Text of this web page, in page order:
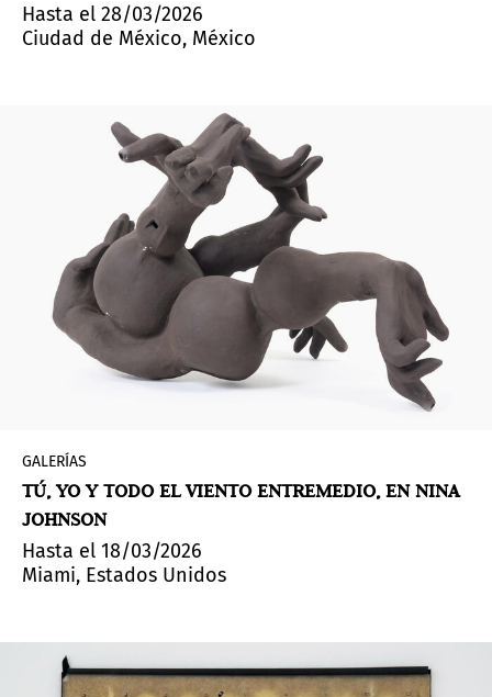
Hasta el 28/03/2026
Ciudad de México, México
GALERÍAS
TÚ, YO Y TODO EL VIENTO ENTREMEDIO, EN NINA
JOHNSON
Hasta el 18/03/2026
Miami, Estados Unidos